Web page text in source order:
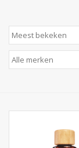
Specialiteiten
Natuurlijke Kruiden
Apotheek